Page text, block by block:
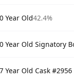
Year Old42.4%
Old Signatory
Old Cask #2956